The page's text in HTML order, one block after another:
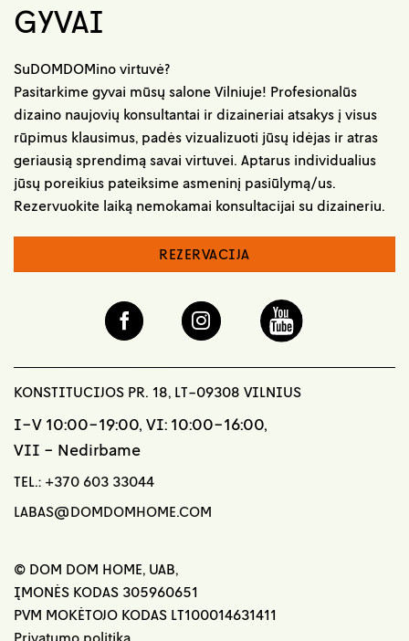
GYVAI
SuDOMDOMino virtuvė?
Pasitarkime gyvai mūsų salone Vilniuje! Profesionalūs
dizaino naujovių konsultantai ir dizaineriai atsakys į visus
rūpimus klausimus, padės vizualizuoti jūsų idėjas ir atras
geriausią sprendimą savai virtuvei. Aptarus individualius
jūsų poreikius pateiksime asmeninį pasiūlymą/us.
Rezervuokite laiką nemokamai konsultacijai su dizaineriu.
REZERVACIJA
KONSTITUCIJOS PR. 18, LT-09308 VILNIUS
I-V 10:00-19:00, VI: 10:00-16:00,
VII - Nedirbame
TEL.: +370 603 33044
LABAS@DOMDOMHOME.COM
© DOM DOM HOME, UAB,
ĮMONĖS KODAS 305960651
PVM MOKĖTOJO KODAS LT100014631411
Privatumo politika